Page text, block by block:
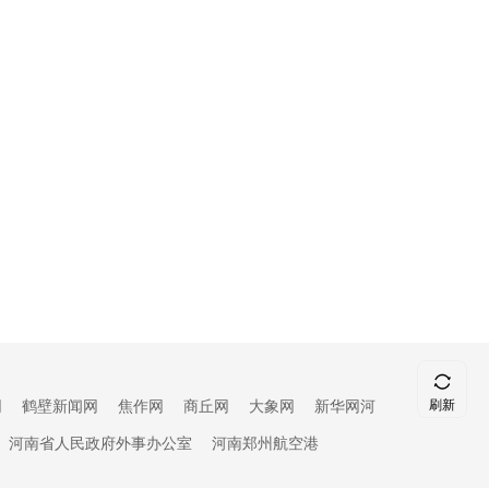
鹤壁新闻网 焦作网 商丘网 大象网
新华网河
河南省人民政府外事办公室
河南郑州航空港
刷新